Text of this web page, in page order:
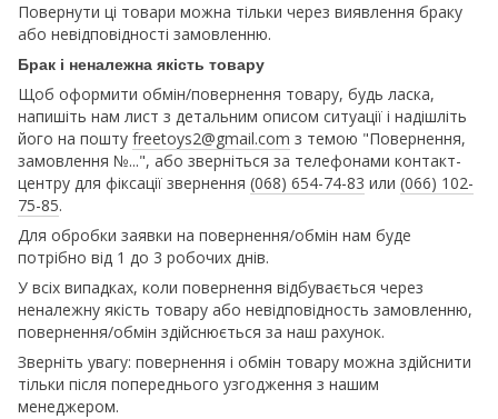
Повернути ці товари можна тільки через виявлення браку
або невідповідності замовленню.
Брак і неналежна якість товару
Щоб оформити обмін/повернення товару, будь ласка,
напишіть нам лист з детальним описом ситуації і надішліть
його на пошту freetoys2@gmail.com з темою "Повернення,
замовлення №...", або зверніться за телефонами контакт-
центру для фіксації звернення (068) 654-74-83 или (066) 102-
75-85.
Для обробки заявки на повернення/обмін нам буде
потрібно від 1 до 3 робочих днів.
У всіх випадках, коли повернення відбувається через
неналежну якість товару або невідповідность замовленню,
повернення/обмін здійснюється за наш рахунок.
Зверніть увагу: повернення і обмін товару можна здійснити
тільки після попереднього узгодження з нашим
менеджером.